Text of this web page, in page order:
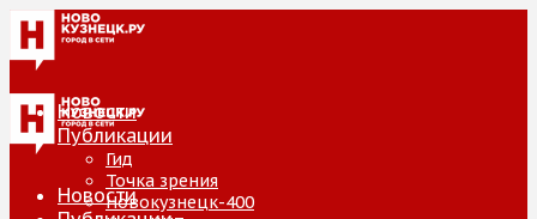
Новости
Публикации
Гид
Точка зрения
Новокузнецк-400
Новости